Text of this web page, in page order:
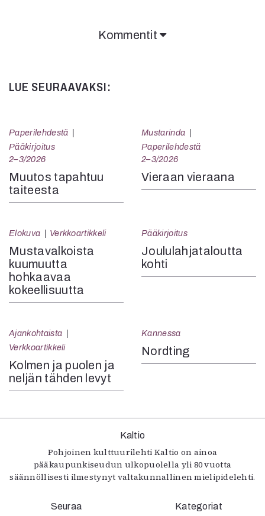
Kommentit
LUE SEURAAVAKSI:
Paperilehdestä
Pääkirjoitus
2–3/2026
Muutos tapahtuu
taiteesta
Mustarinda
Paperilehdestä
2–3/2026
Vieraan vieraana
Elokuva Verkkoartikkeli
Mustavalkoista
kuumuutta
hohkaavaa
kokeellisuutta
Pääkirjoitus
Joululahjataloutta
kohti
Ajankohtaista
Verkkoartikkeli
Kolmen ja puolen ja
neljän tähden levyt
Kannessa
Nordting
Kaltio
Pohjoinen kulttuurilehti Kaltio on ainoa
pääkaupunkiseudun ulkopuolella yli 80 vuotta
säännöllisesti ilmestynyt valtakunnallinen mielipidelehti.
Seuraa Kategoriat